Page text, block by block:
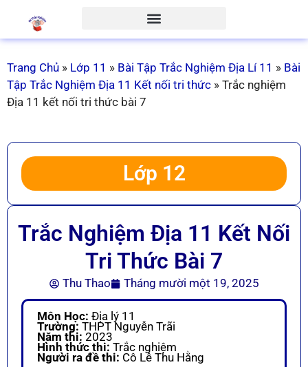
Trang Chủ » Lớp 11 » Bài Tập Trắc Nghiệm Địa Lí 11 » Bài
Tập Trắc Nghiệm Địa 11 Kết nối tri thức » Trắc nghiệm
Địa 11 kết nối tri thức bài 7
Lớp 12
Trắc Nghiệm Địa 11 Kết Nối
Tri Thức Bài 7
Thu Thao Tháng mười một 19, 2025
Môn Học: Địa lý 11
Trường: THPT Nguyễn Trãi
Năm thi: 2023
Hình thức thi: Trắc nghiệm
Người ra đề thi: Cô Lê Thu Hằng